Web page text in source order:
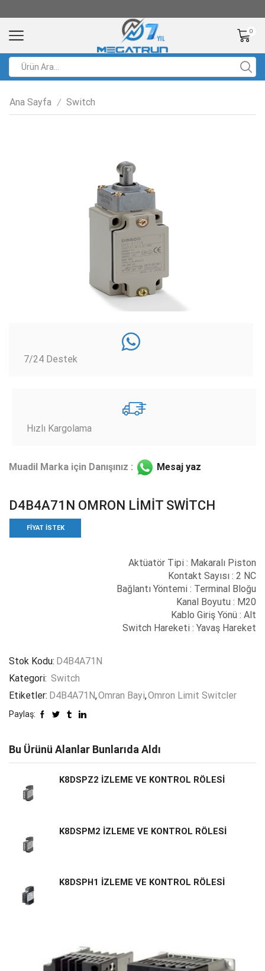
0
Ana Sayfa / Switch
7/24 Destek
Hızlı Kargolama
Muadil Marka için Danışınız : Mesaj yaz
D4B4A71N OMRON LİMİT SWİTCH
FIYAT ISTEK
Aktüatör Tipi : Makaralı Piston
Kontakt Sayısı : 2 NC
Bağlantı Yöntemi : Terminal Bloğu
Kanal Boyutu : M20
Kablo Giriş Yönü : Alt
Switch Hareketi : Yavaş Hareket
Stok Kodu: D4B4A71N
Kategori: Switch
Etiketler: D4B4A71N,Omran Bayi,Omron Limit Switcler
Paylaş:
Bu Ürünü Alanlar Bunlarıda Aldı
K8DSPZ2 İZLEME VE KONTROL RÖLESİ
K8DSPM2 İZLEME VE KONTROL RÖLESİ
K8DSPH1 İZLEME VE KONTROL RÖLESİ